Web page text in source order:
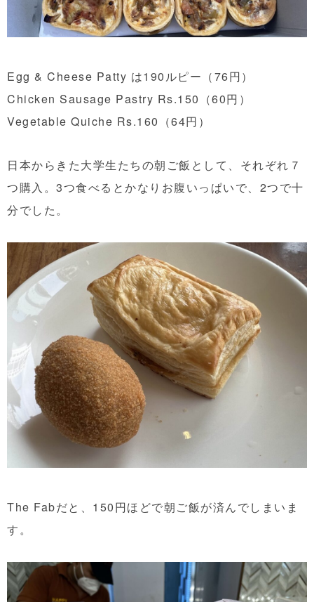
Egg & Cheese Patty は190ルピー（76円）
Chicken Sausage Pastry Rs.150（60円）
Vegetable Quiche Rs.160（64円）
日本からきた大学生たちの朝ご飯として、それぞれ７
つ購入。3つ食べるとかなりお腹いっぱいで、2つで十
分でした。
The Fabだと、150円ほどで朝ご飯が済んでしまいま
す。